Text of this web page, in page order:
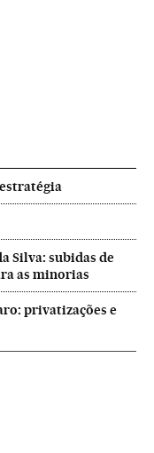
Silva: subidas de
as minorias
privatizações e